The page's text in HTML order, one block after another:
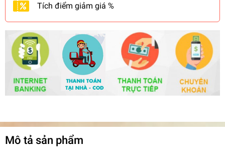
Tích điểm giảm giá %
Mô tả sản phẩm